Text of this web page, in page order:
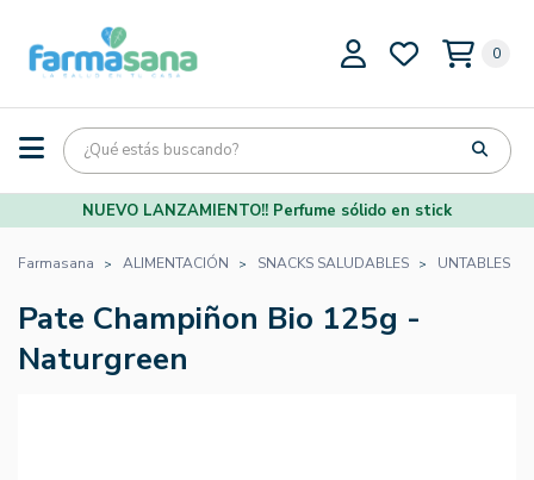
0
NUEVO LANZAMIENTO!! Perfume sólido en stick
Farmasana ALIMENTACIÓN SNACKS SALUDABLES UNTABLES
Pate Champiñon Bio 125g -
Naturgreen